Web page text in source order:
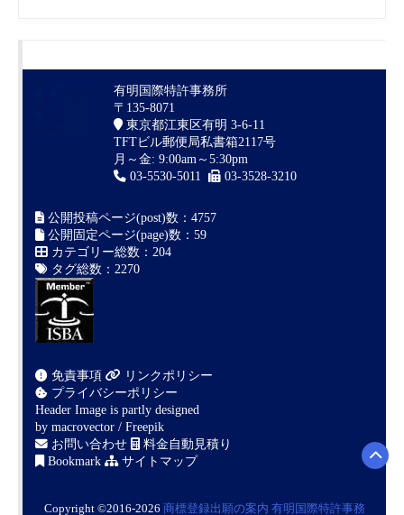
有明国際特許事務所
〒135-8071
東京都江東区有明 3-6-11
TFTビル郵便局私書箱2117号
月～金: 9:00am～5:30pm
03-5530-5011
03-3528-3210
公開投稿ページ(post)数：4757
公開固定ページ(page)数：59
カテゴリー総数：204
タグ総数：2270
免責事項
リンクポリシー
プライバシーポリシー
Header Image is partly designed
by macrovector / Freepik
お問い合わせ
料金自動見積り
Bookmark
サイトマップ
Copyright ©2016-2026 商標登録出願の案内 有明国際特許事務